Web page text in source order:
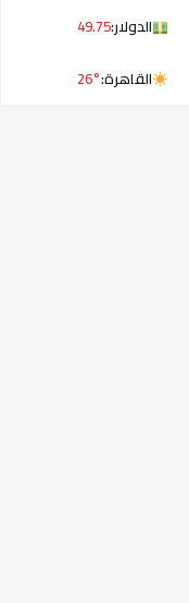
الدولار:49.75
القاهرة:26°